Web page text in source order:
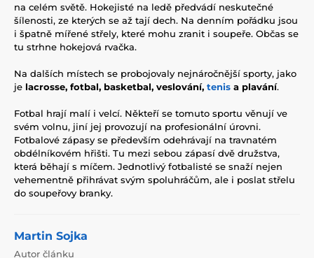
na celém světě. Hokejisté na ledě předvádí neskutečné
šílenosti, ze kterých se až tají dech. Na denním pořádku jsou
i špatně mířené střely, které mohu zranit i soupeře. Občas se
tu strhne hokejová rvačka.
Na dalších místech se probojovaly nejnáročnější sporty, jako
je lacrosse, fotbal, basketbal, veslování, tenis a plavání.
Fotbal hrají malí i velcí. Někteří se tomuto sportu věnují ve
svém volnu, jiní jej provozují na profesionální úrovni.
Fotbalové zápasy se především odehrávají na travnatém
obdélníkovém hřišti. Tu mezi sebou zápasí dvě družstva,
která běhají s míčem. Jednotlivý fotbalisté se snaží nejen
vehementně přihrávat svým spoluhráčům, ale i poslat střelu
do soupeřovy branky.
Martin Sojka
Autor článku